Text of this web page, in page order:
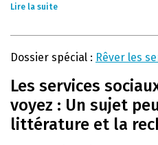
Lire la suite
Dossier spécial : Rêver les
Les services
voyez : Un sujet
littérature et la